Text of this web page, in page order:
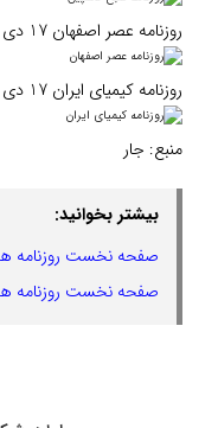
روزنامه عصر اصفهان 17 دی 1403
روزنامه کیمیای ایران 17 دی 1403
منبع: جار
بیشتر بخوانید:
صفحه نخست روزنامه های امروز
صفحه نخست روزنامه های امروز